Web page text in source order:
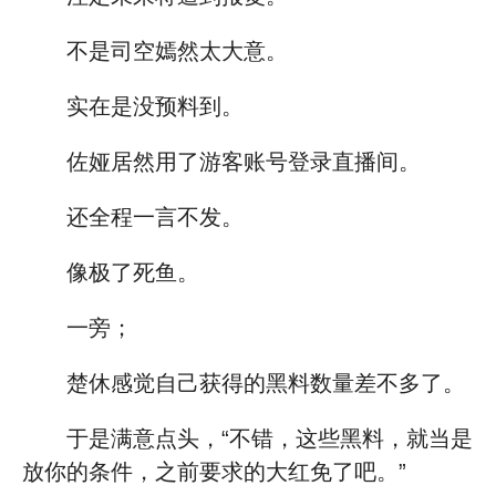
不是司空嫣然太大意。
实在是没预料到。
佐娅居然用了游客账号登录直播间。
还全程一言不发。
像极了死鱼。
一旁；
楚休感觉自己获得的黑料数量差不多了。
于是满意点头，“不错，这些黑料，就当是
放你的条件，之前要求的大红免了吧。”